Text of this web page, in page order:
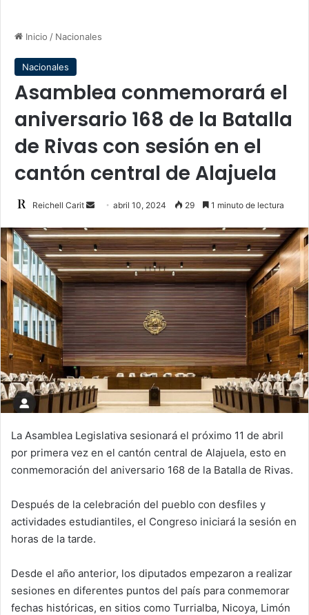
Inicio / Nacionales
Nacionales
Asamblea conmemorará el
aniversario 168 de la Batalla
de Rivas con sesión en el
cantón central de Alajuela
Reichell Carit
Send
email
abril 10, 2024 29 1 minuto de lectura
La Asamblea Legislativa sesionará el próximo 11 de abril
por primera vez en el cantón central de Alajuela, esto en
conmemoración del aniversario 168 de la Batalla de Rivas.
Después de la celebración del pueblo con desfiles y
actividades estudiantiles, el Congreso iniciará la sesión en
horas de la tarde.
Desde el año anterior, los diputados empezaron a realizar
sesiones en diferentes puntos del país para conmemorar
fechas históricas, en sitios como Turrialba, Nicoya, Limón